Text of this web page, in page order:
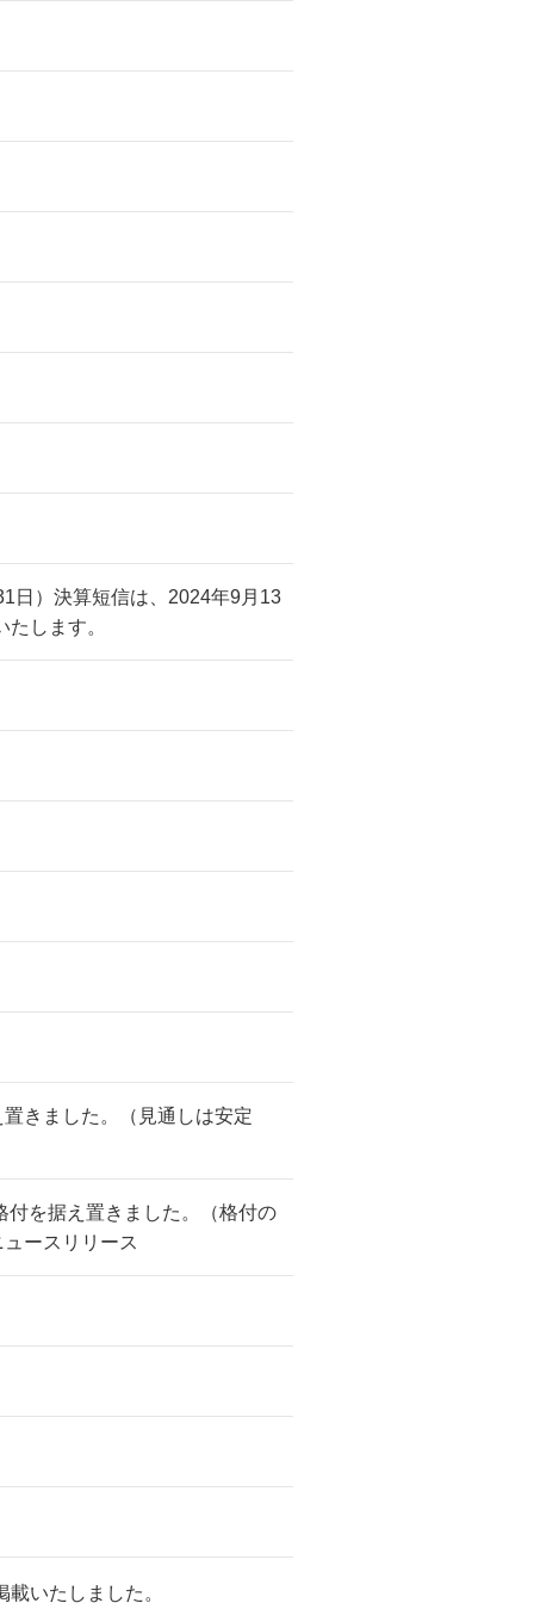
日）決算短信は、2024年9月13
します。
きました。（見通しは安定
を据え置きました。（格付の
ースリリース
いたしました。